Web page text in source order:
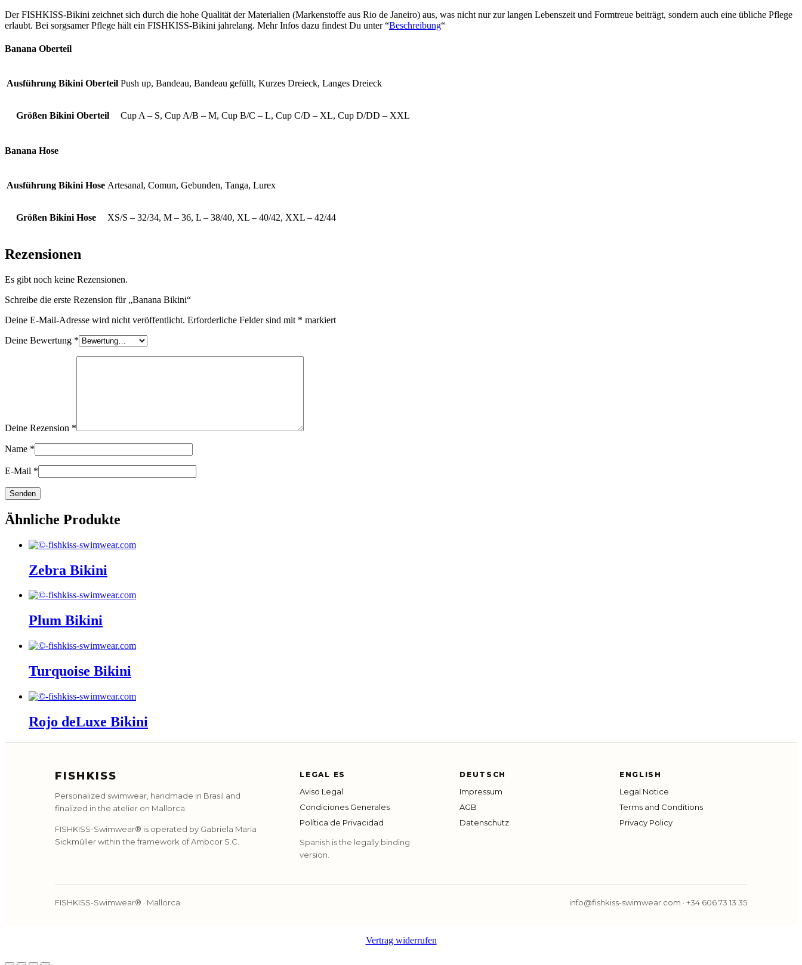
Der FISHKISS-Bikini zeichnet sich durch die hohe Qualität der Materialien (Markenstoffe aus Rio de Janeiro) aus, was nicht nur zur langen Lebenszeit und Formtreue beiträgt, sondern auch eine übliche Pflege
erlaubt. Bei sorgsamer Pflege hält ein FISHKISS-Bikini jahrelang. Mehr Infos dazu findest Du unter “Beschreibung“
Banana Oberteil
Ausführung Bikini Oberteil Push up, Bandeau, Bandeau gefüllt, Kurzes Dreieck, Langes Dreieck
Größen Bikini Oberteil Cup A – S, Cup A/B – M, Cup B/C – L, Cup C/D – XL, Cup D/DD – XXL
Banana Hose
Ausführung Bikini Hose Artesanal, Comun, Gebunden, Tanga, Lurex
Größen Bikini Hose XS/S – 32/34, M – 36, L – 38/40, XL – 40/42, XXL – 42/44
Rezensionen
Es gibt noch keine Rezensionen.
Schreibe die erste Rezension für „Banana Bikini“
Deine E-Mail-Adresse wird nicht veröffentlicht. Erforderliche Felder sind mit * markiert
Deine Bewertung *
Deine Rezension *
Name *
E-Mail *
Ähnliche Produkte
Zebra Bikini
Plum Bikini
Turquoise Bikini
Rojo deLuxe Bikini
FISHKISS
Personalized swimwear, handmade in Brasil and
finalized in the atelier on Mallorca.
FISHKISS-Swimwear® is operated by Gabriela Maria
Sickmüller within the framework of Ambcor S.C.
LEGAL ES
Aviso Legal
Condiciones Generales
Política de Privacidad
Spanish is the legally binding
version.
DEUTSCH
Impressum
AGB
Datenschutz
ENGLISH
Legal Notice
Terms and Conditions
Privacy Policy
FISHKISS-Swimwear® · Mallorca info@fishkiss-swimwear.com · +34 606 73 13 35
Vertrag widerrufen